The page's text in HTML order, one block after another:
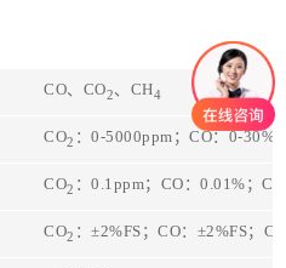
CO、 CO2、 CH4
CO2 ：0-5000ppm ；CO：0-30%
CO2 ：0.1ppm； CO ：0.01% ；CH
CO2 ：±2%FS ；CO： ±2%FS； CH